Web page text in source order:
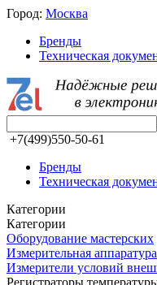
Город: Москва
Бренды
Техническая
+7(499)550-50-61
Бренды
Техническая
Категории
Категории
Оборудование мастерских
Измерительная аппаратура
Измерители условий
Регистраторы